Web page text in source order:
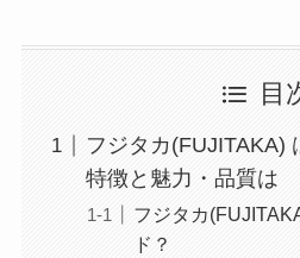
目
フジタカ(FUJITAKA)
特徴と魅力・品質は
フジタカ
ド？